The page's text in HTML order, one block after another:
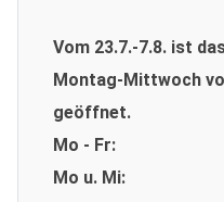
Vom 23.7.-7.8. ist
Montag-Mittwoch
geöffnet.
Mo - Fr:
Mo u. Mi: